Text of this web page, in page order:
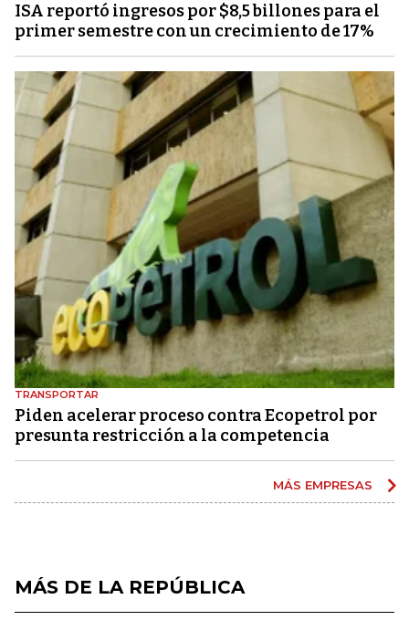
ISA reportó ingresos por $8,5 billones para el
primer semestre con un crecimiento de 17%
TRANSPORTAR
Piden acelerar proceso contra Ecopetrol por
presunta restricción a la competencia
MÁS EMPRESAS
MÁS DE LA REPÚBLICA